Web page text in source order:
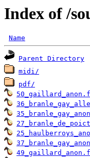
Index of /
Name
Parent Directory
midi/
pdf/